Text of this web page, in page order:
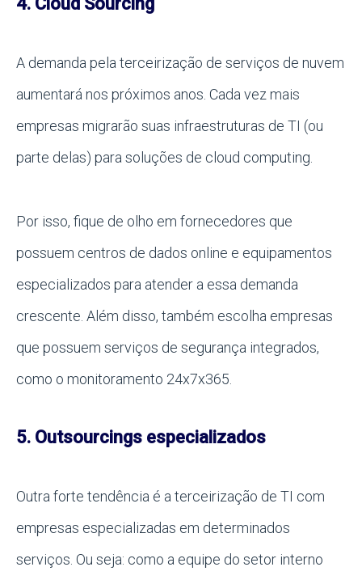
A demanda pela terceirização de serviços de nuvem
aumentará nos próximos anos. Cada vez mais
empresas migrarão suas infraestruturas de TI (ou
parte delas) para soluções de cloud computing.
Por isso, fique de olho em fornecedores que
possuem centros de dados online e equipamentos
especializados para atender a essa demanda
crescente. Além disso, também escolha empresas
que possuem serviços de segurança integrados,
como o monitoramento 24x7x365.
5. Outsourcings especializados
Outra forte tendência é a terceirização de TI com
empresas especializadas em determinados
serviços. Ou seja: como a equipe do setor interno